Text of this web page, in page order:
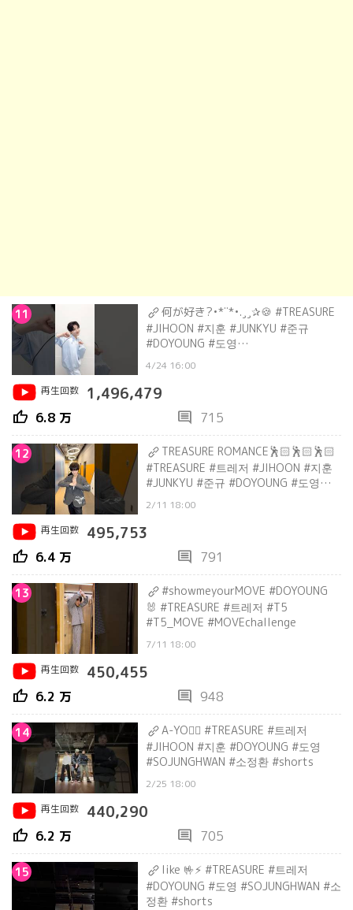
11
何が好き?•*¨*•.¸¸✰🍪 #TREASURE
#JIHOON #지훈 #JUNKYU #준규
#DOYOUNG #도영
#shorts
4/24 16:00
再生回数
1,496,479
thumb_up 6.8 万 comment 715
12
TREASURE ROMANCE🕺🏻🕺🏻🕺🏻
#TREASURE #트레저 #JIHOON #지훈
#JUNKYU #준규 #DOYOUNG #도영
2/11 18:00
再生回数
495,753
thumb_up 6.4 万 comment 791
13
#showmeyourMOVE #DOYOUNG
🐰 #TREASURE #트레저 #T5
#T5_MOVE #MOVEchallenge
7/11 18:00
再生回数
450,455
thumb_up 6.2 万 comment 948
14
A-YO❤️‍🔥 #TREASURE #트레저
#JIHOON #지훈 #DOYOUNG #도영
#SOJUNGHWAN #소정환 #shorts
2/25 18:00
再生回数
440,290
thumb_up 6.2 万 comment 705
15
like 🤟⚡ #TREASURE #트레저
#DOYOUNG #도영 #SOJUNGHWAN #소
정환 #shorts